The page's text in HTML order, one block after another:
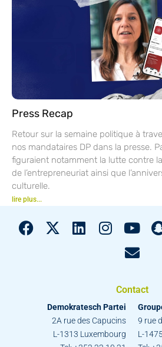
Press Recap
Retour sur la semaine politique à
nos mandataires DP dans la presse.
figuraient notamment la lutte contre
de l’entrepreneuriat ainsi que
culturelle.
lire plus...
Contact
Demokratesch Partei
2A rue des Capucins
L-1313 Luxembourg
9 rue
L-